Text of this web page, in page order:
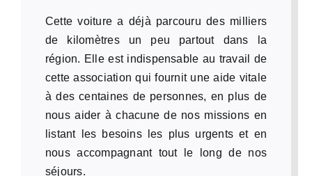
Cette voiture a déjà parcouru des milliers
de kilomètres un peu partout dans la
région. Elle est indispensable au travail de
cette association qui fournit une aide vitale
à des centaines de personnes, en plus de
nous aider à chacune de nos missions en
listant les besoins les plus urgents et en
nous accompagnant tout le long de nos
séjours.